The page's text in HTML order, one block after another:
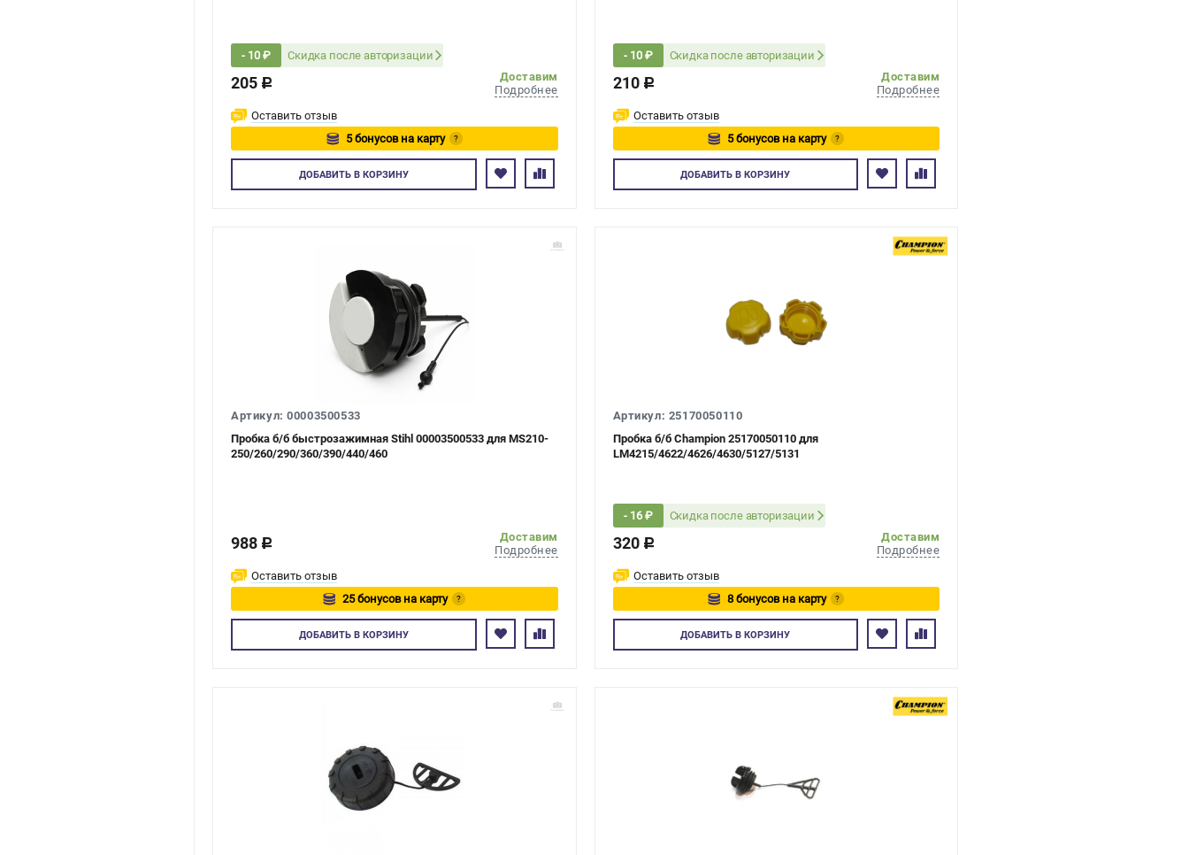
- 10 ₽ Скидка после авторизации
205 c
Доставим
Подробнее
Оставить отзыв
5 бонусов на карту
?
Авторизуйтесь
ДОБАВИТЬВ КОРЗИНУ
- 10 ₽ Скидка после авторизации
210 c
Доставим
Подробнее
Оставить отзыв
5 бонусов на карту
?
Авторизуйтесь
ДОБАВИТЬ В КОРЗИНУ
Артикул: 00003500533
Пробка б/б быстрозажимная Stihl 00003500533 для MS210-
250/260/290/360/390/440/460
988 c
Доставим
Подробнее
Оставить отзыв
25 бонусов на карту
?
Авторизуйтесь
ДОБАВИТЬВ КОРЗИНУ
Артикул: 25170050110
Пробка б/б Champion 25170050110 для
LM4215/4622/4626/4630/5127/5131
- 16 ₽ Скидка после авторизации
320 c
Доставим
Подробнее
Оставить отзыв
8 бонусов на карту
?
Авторизуйтесь
ДОБАВИТЬ В КОРЗИНУ